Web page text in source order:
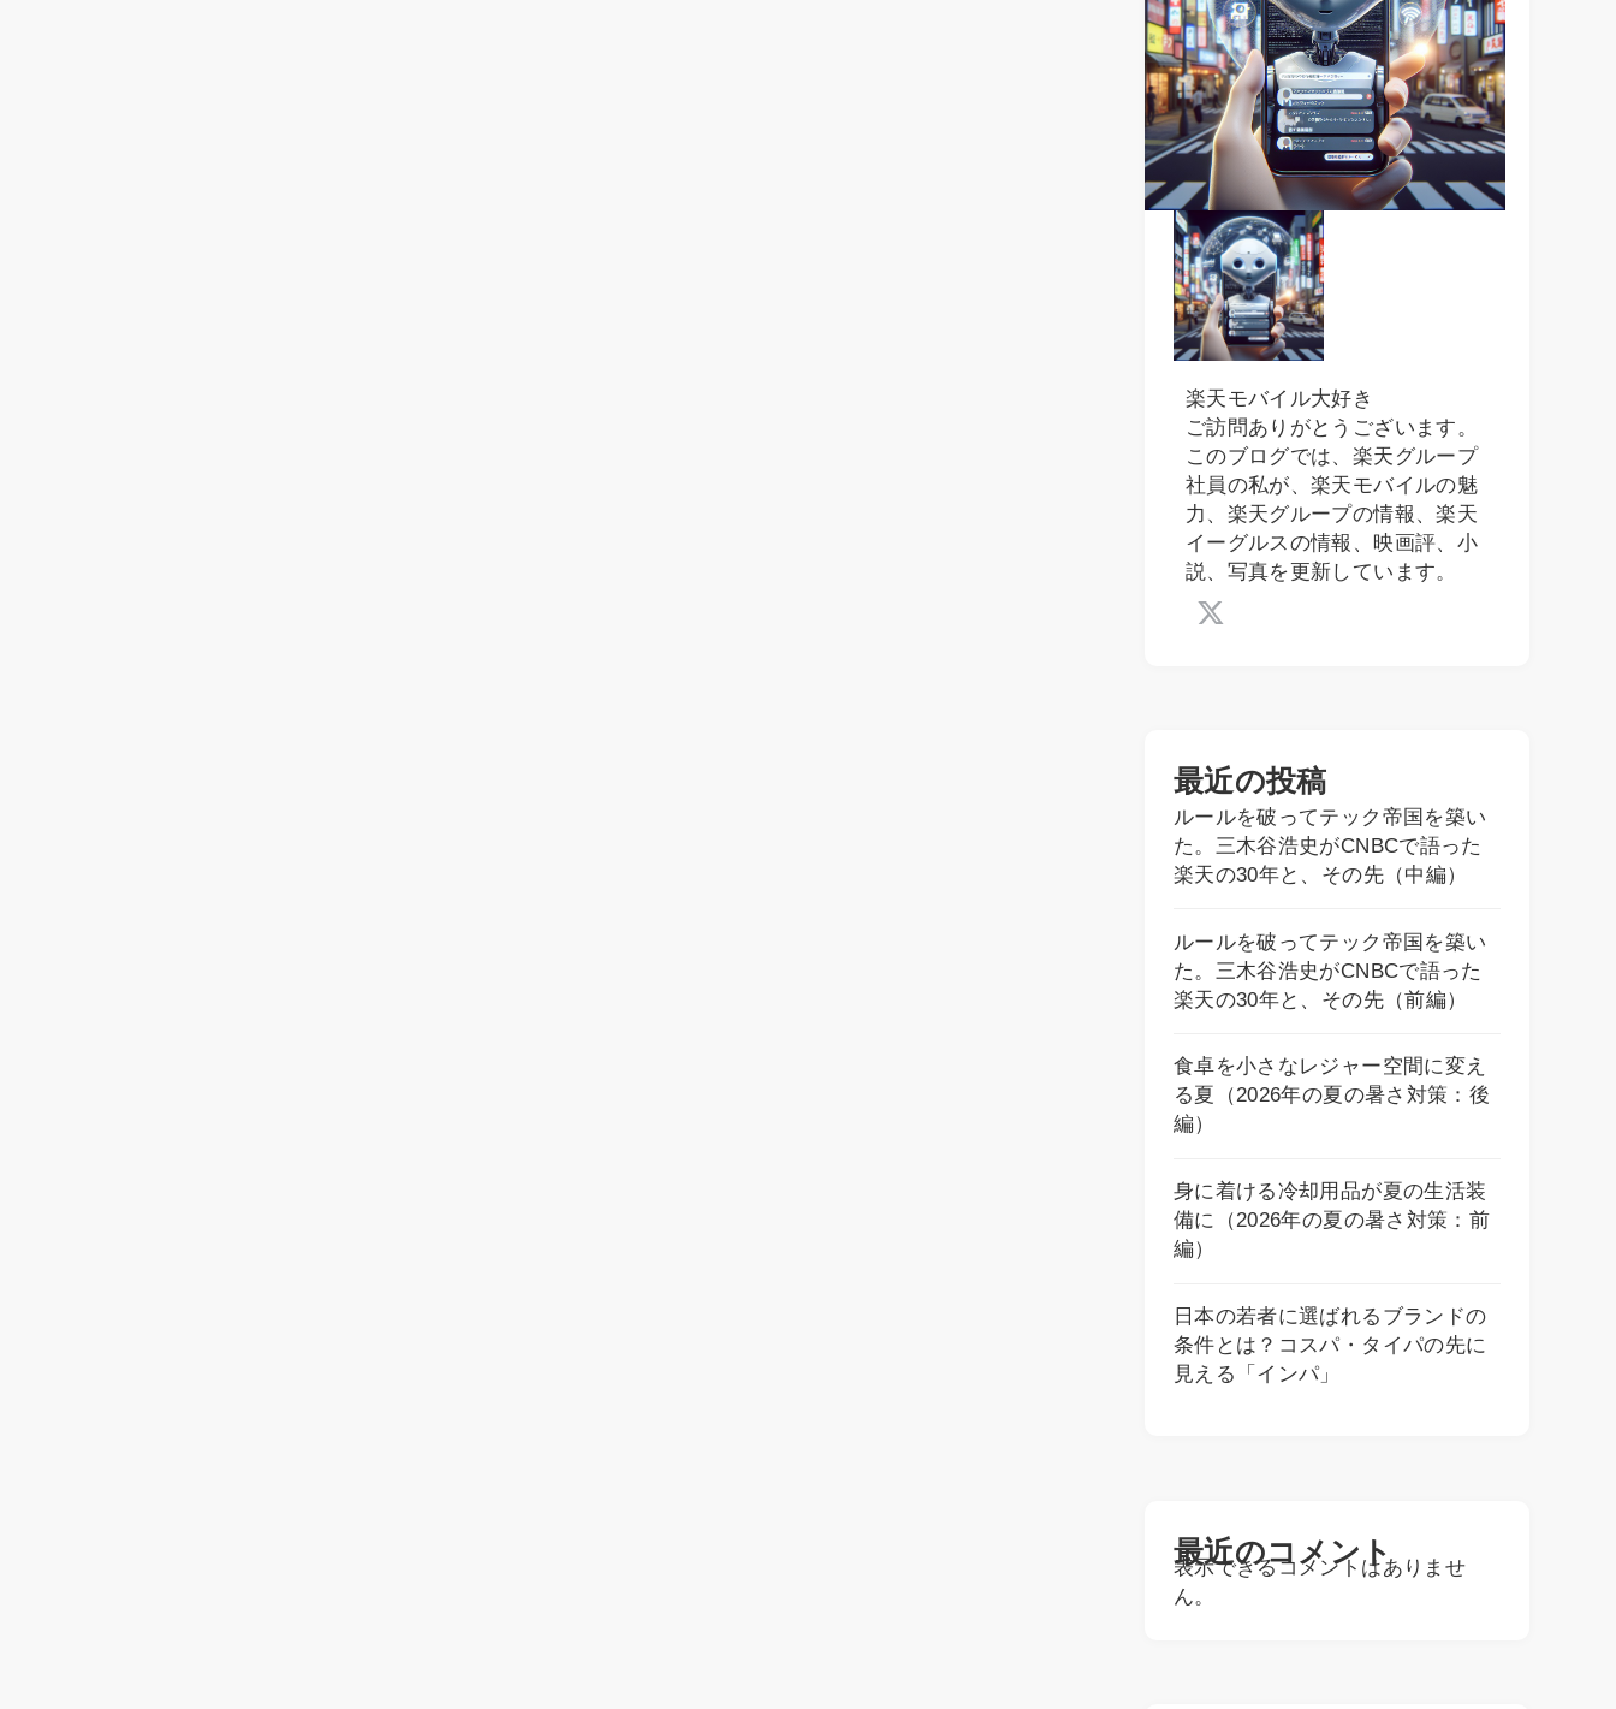
楽天モバイル大好き
ご訪問ありがとうございます。
このブログでは、楽天グループ
社員の私が、楽天モバイルの魅
力、楽天グループの情報、楽天
イーグルスの情報、映画評、小
説、写真を更新しています。
最近の投稿
ルールを破ってテック帝国を築い
た。三木谷浩史がCNBCで語った
楽天の30年と、その先（中編）
ルールを破ってテック帝国を築い
た。三木谷浩史がCNBCで語った
楽天の30年と、その先（前編）
食卓を小さなレジャー空間に変え
る夏（2026年の夏の暑さ対策：後
編）
身に着ける冷却用品が夏の生活装
備に（2026年の夏の暑さ対策：前
編）
日本の若者に選ばれるブランドの
条件とは？コスパ・タイパの先に
見える「インパ」
最近のコメント
表示できるコメントはありませ
ん。